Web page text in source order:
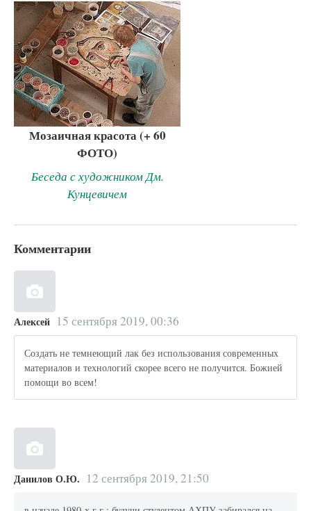
Мозаичная красота (+ 60
ФОТО)
Беседа с художником Дм.
Кунцевичем
Комментарии
Алексей 15 сентября 2019, 00:36
Создать не темнеющий лак без использования современных
материалов и технологий скорее всего не получится. Божией
помощи во всем!
Данилов О.Ю. 12 сентября 2019, 21:50